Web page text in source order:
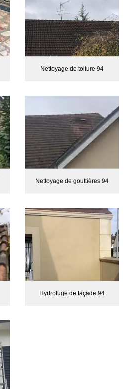
Nettoyage de toiture 94
Nettoyage de gouttières 94
Hydrofuge de façade 94